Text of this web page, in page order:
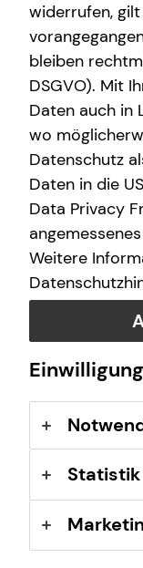
Gerne informiere
Gespräch über
Fülle dazu
schnellstmöglich
Jetzt
Leonie Löffler
Haselhorster
33129 Delbrück
Kontaktübersicht
Impressum
Datenschutz
widerrufen,
bleiben
DSGVO). Mit
Daten auch in
wo
Datenschutz
Daten in die
Data Privacy
Weitere
Statistik